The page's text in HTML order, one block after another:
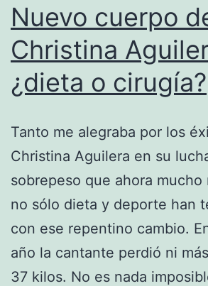
Nuevo cuerpo
Christina
¿dieta o cirugía?
Tanto me alegraba por los
Christina Aguilera en su
sobrepeso que ahora mucho
no sólo dieta y deporte han
con ese repentino cambio.
año la cantante perdió ni
37 kilos. No es nada